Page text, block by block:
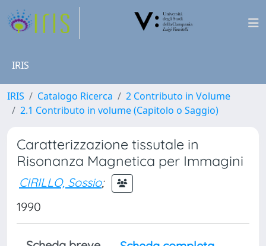
IRIS
IRIS Catalogo Ricerca
2 Contributo in Volume
2.1 Contributo in volume (Capitolo o Saggio)
Caratterizzazione tissutale in
Risonanza Magnetica per Immagini
CIRILLO, Sossio;
1990